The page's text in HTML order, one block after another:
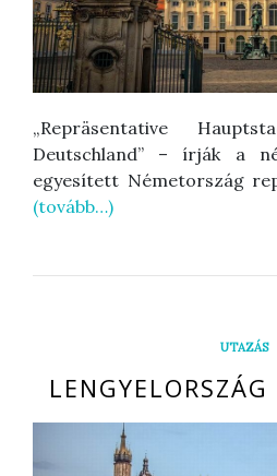
„Repräsentative
Deutschland” – írják a
egyesített Németország
(tovább…)
UTAZÁS